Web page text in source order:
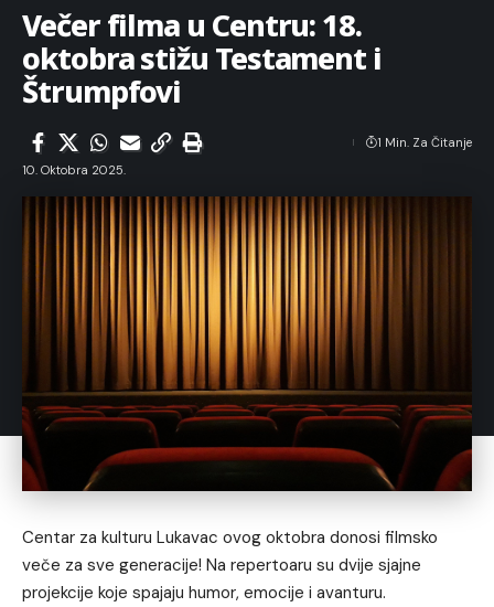
Večer filma u Centru: 18.
oktobra stižu Testament i
Štrumpfovi
10. Oktobra 2025.
1 Min. Za Čitanje
Centar za kulturu Lukavac ovog oktobra donosi filmsko
veče za sve generacije! Na repertoaru su dvije sjajne
projekcije koje spajaju humor, emocije i avanturu.